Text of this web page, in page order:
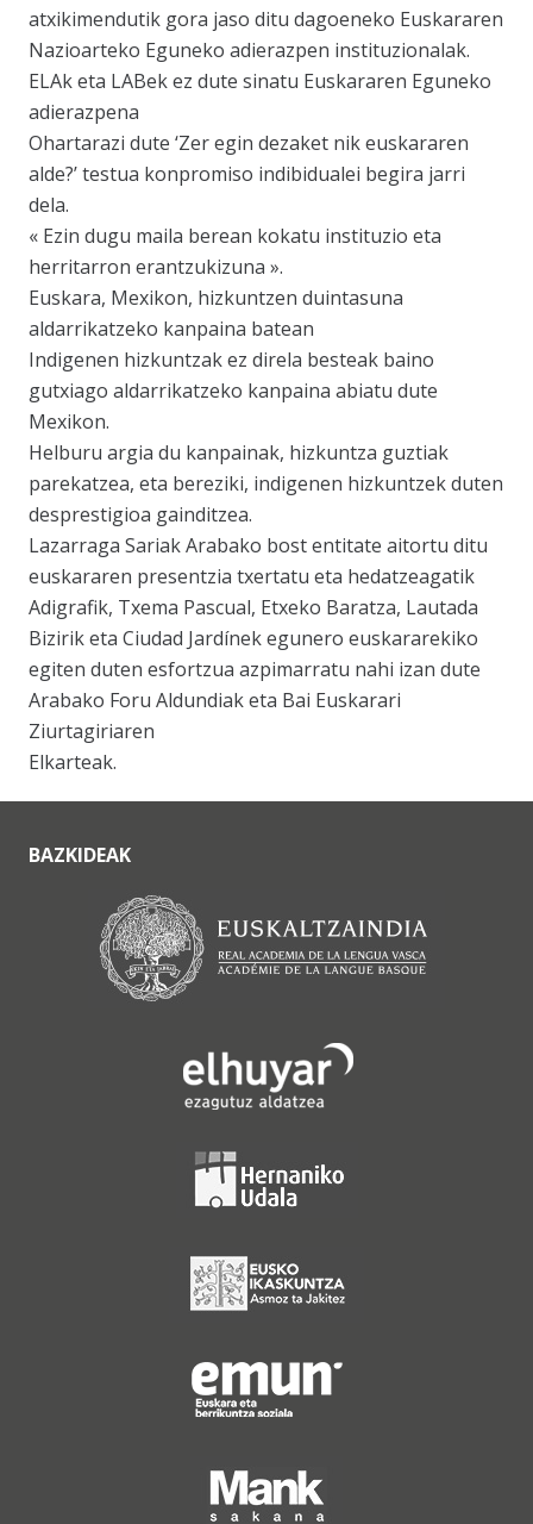
atxikimendutik gora jaso ditu dagoeneko Euskararen
Nazioarteko Eguneko adierazpen instituzionalak.
ELAk eta LABek ez dute sinatu Euskararen Eguneko
adierazpena
Ohartarazi dute ‘Zer egin dezaket nik euskararen
alde?’ testua konpromiso indibidualei begira jarri
dela.
« Ezin dugu maila berean kokatu instituzio eta
herritarron erantzukizuna ».
Euskara, Mexikon, hizkuntzen duintasuna
aldarrikatzeko kanpaina batean
Indigenen hizkuntzak ez direla besteak baino
gutxiago aldarrikatzeko kanpaina abiatu dute
Mexikon.
Helburu argia du kanpainak, hizkuntza guztiak
parekatzea, eta bereziki, indigenen hizkuntzek duten
desprestigioa gainditzea.
Lazarraga Sariak Arabako bost entitate aitortu ditu
euskararen presentzia txertatu eta hedatzeagatik
Adigrafik, Txema Pascual, Etxeko Baratza, Lautada
Bizirik eta Ciudad Jardínek egunero euskararekiko
egiten duten esfortzua azpimarratu nahi izan dute
Arabako Foru Aldundiak eta Bai Euskarari
Ziurtagiriaren
Elkarteak.
BAZKIDEAK